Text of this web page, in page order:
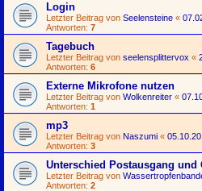
Login
Letzter Beitrag von Seelensteine «
Antworten: 7
Tagebuch
Letzter Beitrag von seelensplittervox «
Antworten: 6
Externe Mikrofone nutzen
Letzter Beitrag von Wolkenreiter «
Antworten: 1
mp3
Letzter Beitrag von Naszumi «
Antworten: 3
Unterschied Postausgang und
Letzter Beitrag von
Antworten: 2